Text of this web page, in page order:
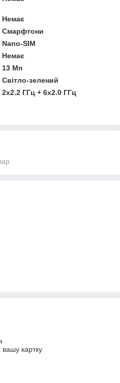
Немає
Смарфтони
Nano-SIM
Немає
13 Мп
Світло-зелений
2x2.2 ГГц + 6x2.0 ГГц
вашу картку